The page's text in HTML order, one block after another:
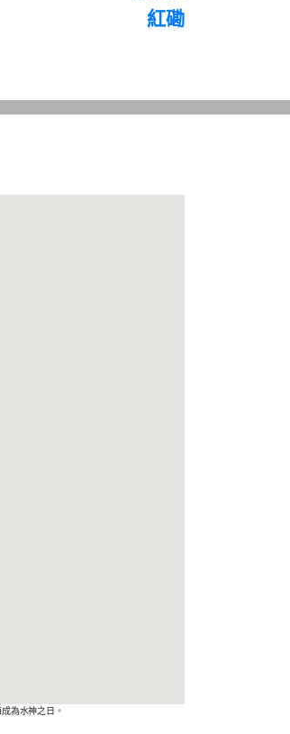
紅磡
為水神之日。